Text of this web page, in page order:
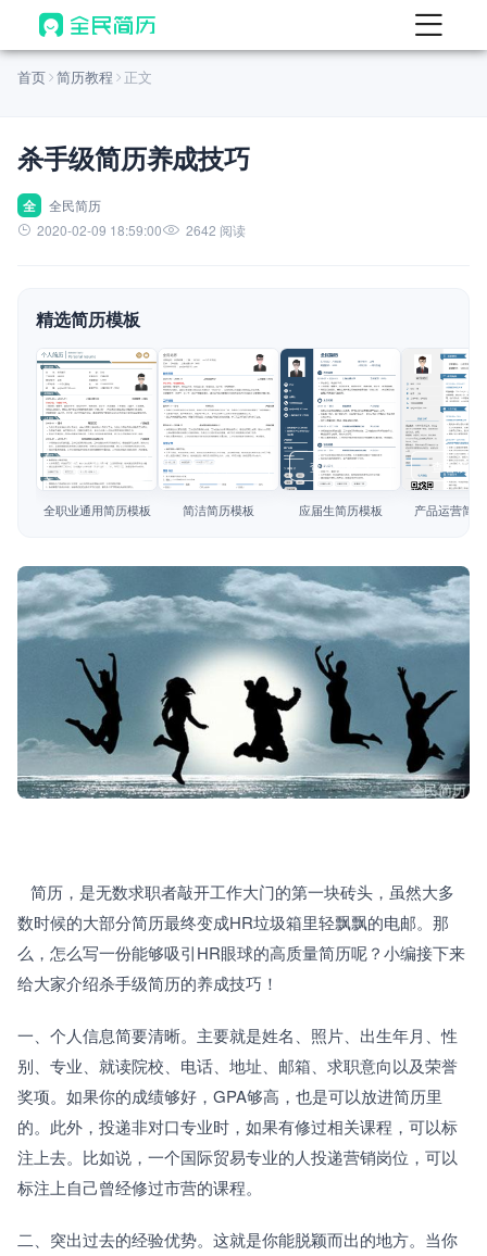
首页
AI 生成简历
AI 优化简历
AI 翻译简历
AI 模拟面试
面试自我介绍
AI 职场工具 New
简历模板
简历教程
首页 简历教程 正文
杀手级简历养成技巧
全
全民简历
2020-02-09 18:59:00
2642 阅读
精选简历模板
查看模板
全职业通用简历模板
查看模板
简洁简历模板
查看模板
应届生简历模板
查看模板
产品运营简
数时候的大部分简历最终变成HR垃圾箱里轻飘飘的电邮。那
么，怎么写一份能够吸引HR眼球的高质量简历呢？小编接下来
给大家介绍杀手级简历的养成技巧！
一、个人信息简要清晰。主要就是姓名、照片、出生年月、性
别、专业、就读院校、电话、地址、邮箱、求职意向以及荣誉
奖项。如果你的成绩够好，GPA够高，也是可以放进简历里
的。此外，投递非对口专业时，如果有修过相关课程，可以标
注上去。比如说，一个国际贸易专业的人投递营销岗位，可以
标注上自己曾经修过市营的课程。
二、突出过去的经验优势。这就是你能脱颖而出的地方。当你